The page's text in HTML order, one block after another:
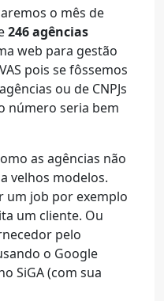
o mês de
246 agências
web para gestão
pois se fôssemos
ou de CNPJs
número seria bem
as agências não
velhos modelos.
um job por exemplo
um cliente. Ou
pelo
o Google
SiGA (com sua